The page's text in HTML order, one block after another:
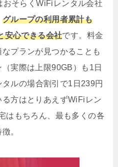
そらくWiFiレンタル会社
グループの利用者累計も
安心できる会社です。料金
プランが見つかることも
実際は上限90GB）も1日
ルの場合割引で1日239円
方はとりあえずWiFiレン
はもちろん、最も多くの各
。